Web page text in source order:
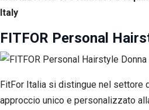
Italy
FITFOR Personal
FitFor Italia si distingue nel settore
approccio unico e personalizzato